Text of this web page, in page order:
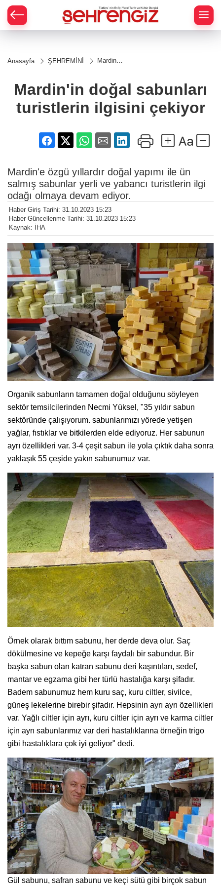
Anasayfa ŞEHREMİNİ
Mardin'in
turistlerin
ilgisini
çekiyor
Mardin'in doğal sabunları
turistlerin ilgisini çekiyor
Mardin'e özgü yıllardır doğal yapımı ile ün
salmış sabunlar yerli ve yabancı turistlerin ilgi
odağı olmaya devam ediyor.
Haber Giriş Tarihi: 31.10.2023 15:23
Haber Güncellenme Tarihi: 31.10.2023 15:23
Kaynak: İHA
Organik sabunların tamamen doğal olduğunu söyleyen
sektör temsilcilerinden Necmi Yüksel, "35 yıldır sabun
sektöründe çalışıyorum. sabunlarımızı yörede yetişen
yağlar, fıstıklar ve bitkilerden elde ediyoruz. Her sabunun
ayrı özellikleri var. 3-4 çeşit sabun ile yola çıktık daha sonra
yaklaşık 55 çeşide yakın sabunumuz var.
Örnek olarak bıttım sabunu, her derde deva olur. Saç
dökülmesine ve kepeğe karşı faydalı bir sabundur. Bir
başka sabun olan katran sabunu deri kaşıntıları, sedef,
mantar ve egzama gibi her türlü hastalığa karşı şifadır.
Badem sabunumuz hem kuru saç, kuru ciltler, sivilce,
güneş lekelerine birebir şifadır. Hepsinin ayrı ayrı özellikleri
var. Yağlı ciltler için ayrı, kuru ciltler için ayrı ve karma ciltler
için ayrı sabunlarımız var deri hastalıklarına örneğin trigo
gibi hastalıklara çok iyi geliyor" dedi.
Gül sabunu, safran sabunu ve keçi sütü gibi birçok sabun